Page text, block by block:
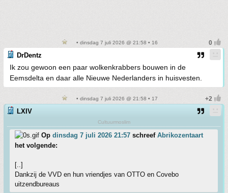
• dinsdag 7 juli 2026 @ 21:58 • 16
DrDentz
Ik zou gewoon een paar wolkenkrabbers bouwen in de
Eemsdelta en daar alle Nieuwe Nederlanders in huisvesten.
• dinsdag 7 juli 2026 @ 21:58 • 17
LXIV
Cultuurmoslim
Op dinsdag 7 juli 2026 21:57 schreef Abrikozentaart
het volgende:
[..]
Dankzij de VVD en hun vriendjes van OTTO en Covebo
uitzendbureaus